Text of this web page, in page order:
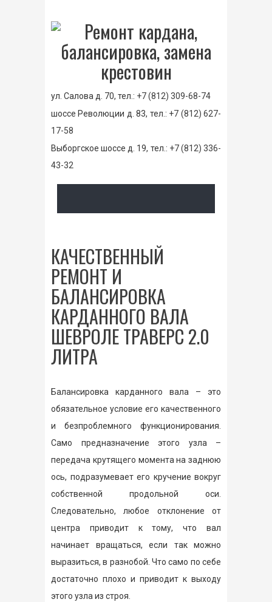
ул. Салова д. 70, тел.: +7 (812) 309-68-74
шоссе Революции д. 83, тел.: +7 (812) 627-
17-58
Выборгское шоссе д. 19, тел.: +7 (812) 336-
43-32
КАЧЕСТВЕННЫЙ
РЕМОНТ И
БАЛАНСИРОВКА
КАРДАННОГО ВАЛА
ШЕВРОЛЕ ТРАВЕРС 2.0
ЛИТРА
Балансировка карданного вала – это
обязательное условие его качественного
и безпроблемного функционирования.
Само предназначение этого узла –
передача крутящего момента на заднюю
ось, подразумевает его кручение вокруг
собственной продольной оси.
Следовательно, любое отклонение от
центра приводит к тому, что вал
начинает вращаться, если так можно
выразиться, в разнобой. Что само по себе
достаточно плохо и приводит к выходу
этого узла из строя.